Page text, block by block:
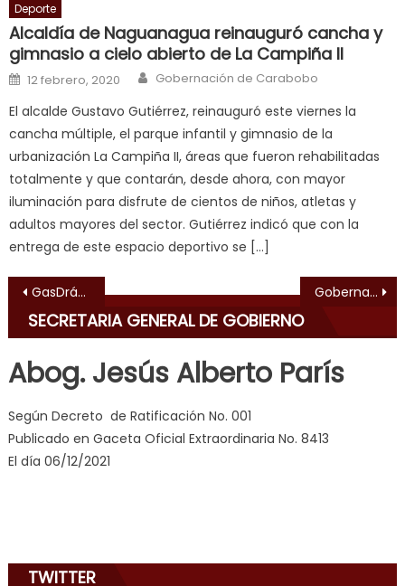
य
भ
ह,
indian
dancer
erotic
milf,
videos
de
pono
doido,
angel
emily
about
joys
anal
sex,
i
mood
Deporte
Alcaldía de Naguanagua reinauguró cancha y
gimnasio a cielo abierto de La Campiña II
Posted on
12 febrero, 2020 Author
Gobernación de Carabobo
El alcalde Gustavo Gutiérrez, reinauguró este viernes la
cancha múltiple, el parque infantil y gimnasio de la
urbanización La Campiña II, áreas que fueron rehabilitadas
totalmente y que contarán, desde ahora, con mayor
iluminación para disfrute de cientos de niños, atletas y
adultos mayores del sector. Gutiérrez indicó que con la
entrega de este espacio deportivo se […]
Navegación de entradas
GasDrácula dictará taller de Seguridad en Plantas de Distribución y Sistemas de Llenado Exprés en las comunidades Gobernación impulsa incorporación de pequeños y medianos productores del sur de Valencia al “Plan Z”
SECRETARIA GENERAL DE GOBIERNO
Abog. Jesús Alberto París
Según Decreto de Ratificación No. 001
Publicado en Gaceta Oficial Extraordinaria No. 8413
El día 06/12/2021
TWITTER